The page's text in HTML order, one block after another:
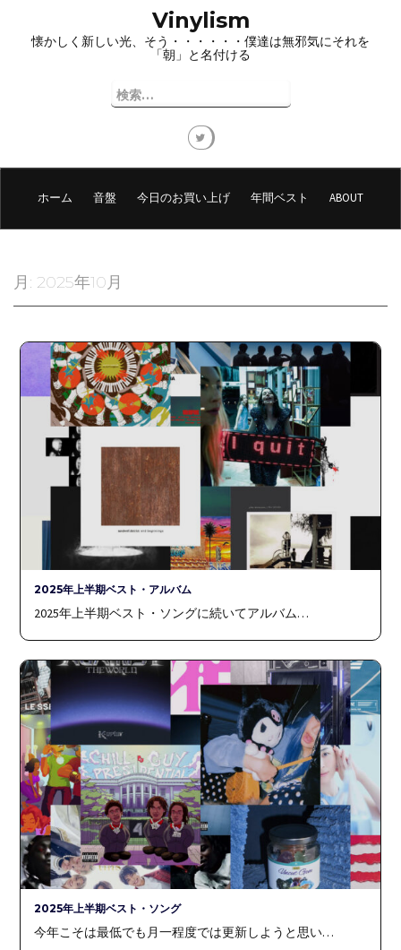
プ
Vinylism
懐かしく新しい光、そう・・・・・・僕達は無邪気にそれを
「朝」と名付ける
検
索:
ホーム 音盤 今日のお買い上げ 年間ベスト ABOUT
月: 2025年10月
2025年上半期ベスト・アルバム
2025年上半期ベスト・ソングに続いてアルバム…
2025年上半期ベスト・ソング
今年こそは最低でも月一程度では更新しようと思い…